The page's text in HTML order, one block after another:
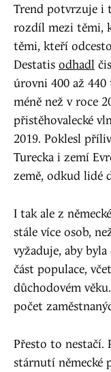
Trend potvrzuje i
rozdíl mezi těmi,
těmi, kteří
Destatis odhadl
úrovni 400 až
méně než v roce
přistěhovalecké
2019. Poklesl
Turecka i zemí
země, odkud lidé
I tak ale z
stále více osob,
vyžaduje, aby
část populace,
důchodovém
počet
Přesto to nestačí.
stárnutí německé